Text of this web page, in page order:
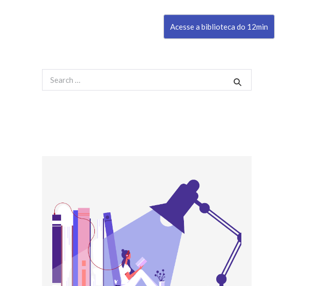
Acesse a biblioteca do 12min
for: